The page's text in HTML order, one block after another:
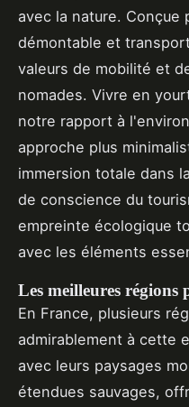
avec la nature. Conçue
démontable et
valeurs de mobilité et
nomades. Vivre en
notre rapport à
approche plus
immersion totale dans
de conscience du
empreinte écologique
avec les éléments
Les meilleures
En France, plusieurs
admirablement à cette
avec leurs paysages
étendues sauvages,